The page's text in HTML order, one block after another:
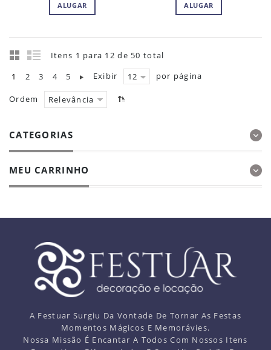
ALUGAR ALUGAR
Itens 1 para 12 de 50 total
1
2 3 4 5 Exibir 12 por página
Ordem Relevância
CATEGORIAS
MEU CARRINHO
A Festuar Surgiu Da Vontade De Tornar As Festas
Momentos Mágicos E Memorávies.
Nossa Missão É Encantar A Todos Com Nossos Itens